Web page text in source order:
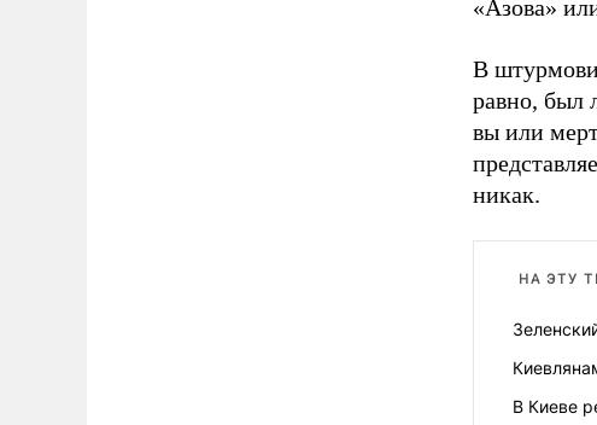
«Азова»
В
равно, был
вы или
никак.
НА ЭТУ
В Киеве